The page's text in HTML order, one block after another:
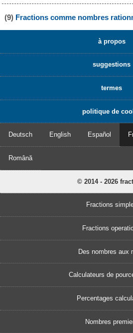
(9) Fractions comme nombres
à propos
suggestions
termes
politique de
Deutsch English Español
Română
© 2014 - 2026
Fractions
Fractions
Des nombres aux
Calculateurs de
Percentages
Nombres